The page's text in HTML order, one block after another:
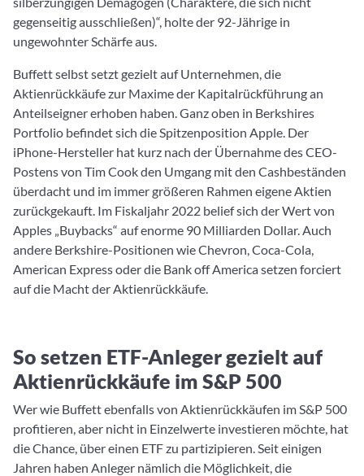
gegenseitig ausschließen)“, holte der 92-Jährige in
ungewohnter Schärfe aus.
Buffett selbst setzt gezielt auf Unternehmen, die
Aktienrückkäufe zur Maxime der Kapitalrückführung an
Anteilseigner erhoben haben. Ganz oben in Berkshires
Portfolio befindet sich die Spitzenposition Apple. Der
iPhone-Hersteller hat kurz nach der Übernahme des CEO-
Postens von Tim Cook den Umgang mit den Cashbeständen
überdacht und im immer größeren Rahmen eigene Aktien
zurückgekauft. Im Fiskaljahr 2022 belief sich der Wert von
Apples „Buybacks“ auf enorme 90 Milliarden Dollar. Auch
andere Berkshire-Positionen wie Chevron, Coca-Cola,
American Express oder die Bank off America setzen forciert
auf die Macht der Aktienrückkäufe.
So setzen ETF-Anleger gezielt auf
Aktienrückkäufe im S&P 500
Wer wie Buffett ebenfalls von Aktienrückkäufen im S&P 500
profitieren, aber nicht in Einzelwerte investieren möchte, hat
die Chance, über einen ETF zu partizipieren. Seit einigen
Jahren haben Anleger nämlich die Möglichkeit, die